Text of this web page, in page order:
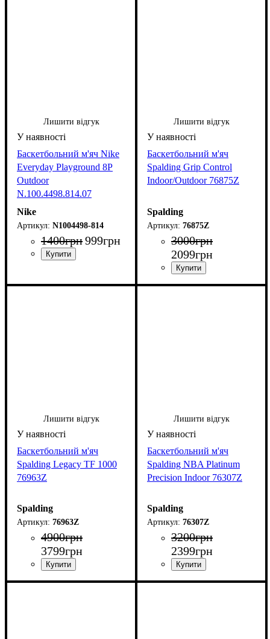
Лишити відгук
Баскетбольний м'яч Nike
Everyday Playground 8P
Outdoor
N.100.4498.814.07
Nike
N1004498-814
1400грн999грн
Лишити відгук
Баскетбольний м'яч
Spalding Grip Control
Indoor/Outdoor 76875Z
Spalding
76875Z
3000грн
2099грн
Лишити відгук
Баскетбольний м'яч
Spalding Legacy TF 1000
76963Z
Spalding
76963Z
4900грн
3799грн
Лишити відгук
Баскетбольний м'яч
Spalding NBA Platinum
Precision Indoor 76307Z
Spalding
76307Z
3200грн
2399грн